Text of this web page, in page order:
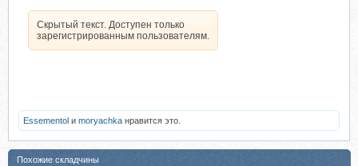
Скрытый текст. Доступен только
зарегистрированным пользователям.
Essementol и moryachka нравится это.
Похожие складчины